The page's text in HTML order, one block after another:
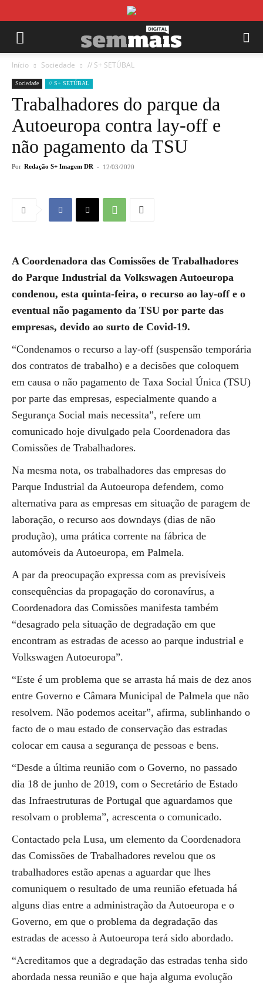
Início Sociedade // S+ SETÚBAL
Sociedade // S+ SETÚBAL
Trabalhadores do parque da
Autoeuropa contra lay-off e
não pagamento da TSU
Por Redação S+ Imagem DR - 12/03/2020
A Coordenadora das Comissões de Trabalhadores
do Parque Industrial da Volkswagen Autoeuropa
condenou, esta quinta-feira, o recurso ao lay-off e o
eventual não pagamento da TSU por parte das
empresas, devido ao surto de Covid-19.
“Condenamos o recurso a lay-off (suspensão temporária
dos contratos de trabalho) e a decisões que coloquem
em causa o não pagamento de Taxa Social Única (TSU)
por parte das empresas, especialmente quando a
Segurança Social mais necessita”, refere um
comunicado hoje divulgado pela Coordenadora das
Comissões de Trabalhadores.
Na mesma nota, os trabalhadores das empresas do
Parque Industrial da Autoeuropa defendem, como
alternativa para as empresas em situação de paragem de
laboração, o recurso aos downdays (dias de não
produção), uma prática corrente na fábrica de
automóveis da Autoeuropa, em Palmela.
A par da preocupação expressa com as previsíveis
consequências da propagação do coronavírus, a
Coordenadora das Comissões manifesta também
“desagrado pela situação de degradação em que
encontram as estradas de acesso ao parque industrial e
Volkswagen Autoeuropa”.
“Este é um problema que se arrasta há mais de dez anos
entre Governo e Câmara Municipal de Palmela que não
resolvem. Não podemos aceitar”, afirma, sublinhando o
facto de o mau estado de conservação das estradas
colocar em causa a segurança de pessoas e bens.
“Desde a última reunião com o Governo, no passado
dia 18 de junho de 2019, com o Secretário de Estado
das Infraestruturas de Portugal que aguardamos que
resolvam o problema”, acrescenta o comunicado.
Contactado pela Lusa, um elemento da Coordenadora
das Comissões de Trabalhadores revelou que os
trabalhadores estão apenas a aguardar que lhes
comuniquem o resultado de uma reunião efetuada há
alguns dias entre a administração da Autoeuropa e o
Governo, em que o problema da degradação das
estradas de acesso à Autoeuropa terá sido abordado.
“Acreditamos que a degradação das estradas tenha sido
abordada nessa reunião e que haja alguma evolução